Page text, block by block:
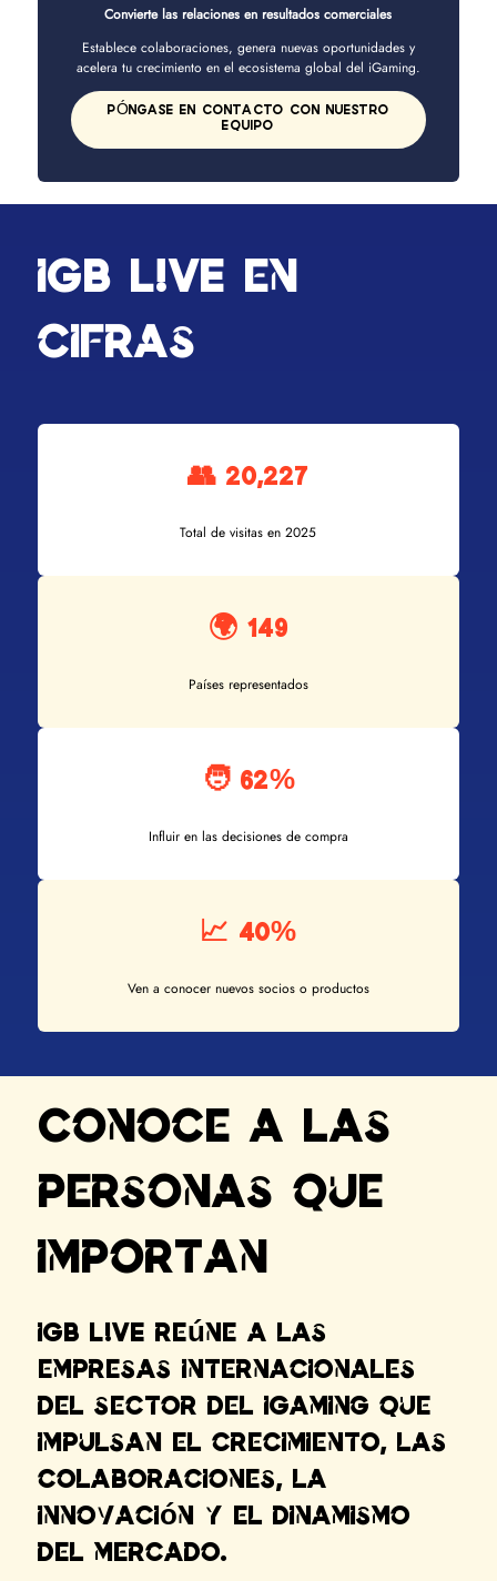
Convierte las relaciones en resultados comerciales
Establece colaboraciones, genera nuevas oportunidades y
acelera tu crecimiento en el ecosistema global del iGaming.
PÓNGASE EN CONTACTO CON NUESTRO
EQUIPO
iGB L!VE en
cifras
👥 20,227
Total de visitas en 2025
🌍 149
Países representados
🧑 62%
Influir en las decisiones de compra
📈 40%
Ven a conocer nuevos socios o productos
Conoce a las
personas que
importan
iGB L!VE reúne a las
empresas internacionales
del sector del iGaming que
impulsan el crecimiento, las
colaboraciones, la
innovación y el dinamismo
del mercado.